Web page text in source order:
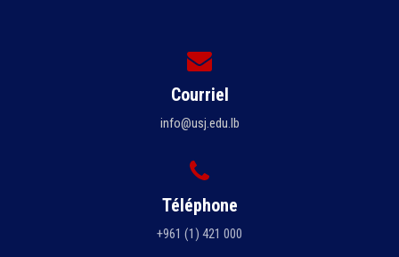
Courriel
info@usj.edu.lb
Téléphone
+961 (1) 421 000